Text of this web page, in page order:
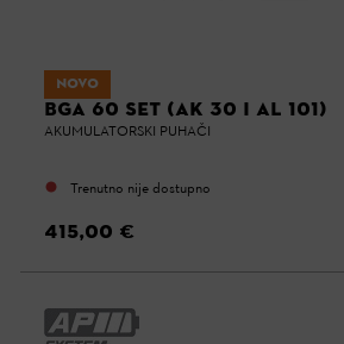
NOVO
BGA 60 SET (AK 30 I AL 101)
AKUMULATORSKI PUHAČI
Trenutno nije dostupno
415,00 €